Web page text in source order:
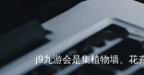
j9九游会是集植物墙、花